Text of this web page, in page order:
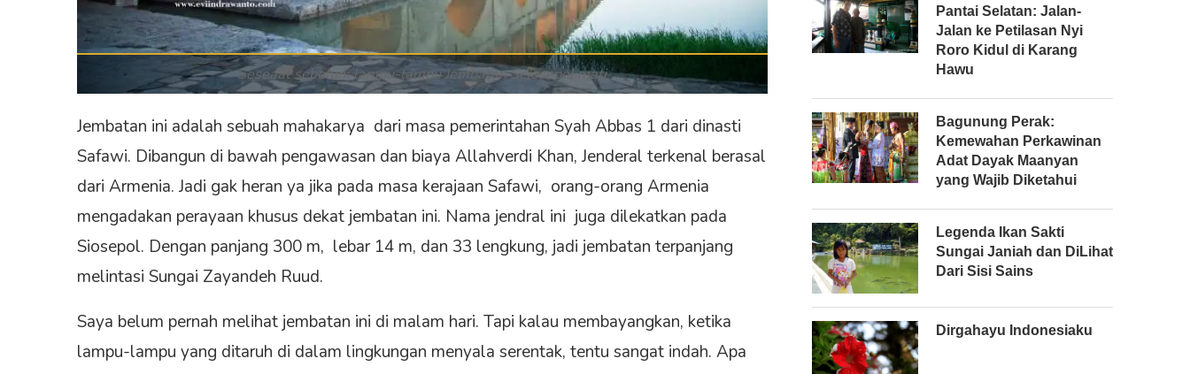
Seseaat sebelum lampu-lampu Jembatan Seiosepol mati
Jembatan ini adalah sebuah mahakarya dari masa pemerintahan Syah Abbas 1 dari dinasti
Safawi. Dibangun di bawah pengawasan dan biaya Allahverdi Khan, Jenderal terkenal berasal
dari Armenia. Jadi gak heran ya jika pada masa kerajaan Safawi, orang-orang Armenia
mengadakan perayaan khusus dekat jembatan ini. Nama jendral ini juga dilekatkan pada
Siosepol. Dengan panjang 300 m, lebar 14 m, dan 33 lengkung, jadi jembatan terpanjang
melintasi Sungai Zayandeh Ruud.
Saya belum pernah melihat jembatan ini di malam hari. Tapi kalau membayangkan, ketika
lampu-lampu yang ditaruh di dalam lingkungan menyala serentak, tentu sangat indah. Apa
Pantai Selatan: Jalan-
Jalan ke Petilasan Nyi
Roro Kidul di Karang
Hawu
Bagunung Perak:
Kemewahan Perkawinan
Adat Dayak Maanyan
yang Wajib Diketahui
Legenda Ikan Sakti
Sungai Janiah dan DiLihat
Dari Sisi Sains
Dirgahayu Indonesiaku